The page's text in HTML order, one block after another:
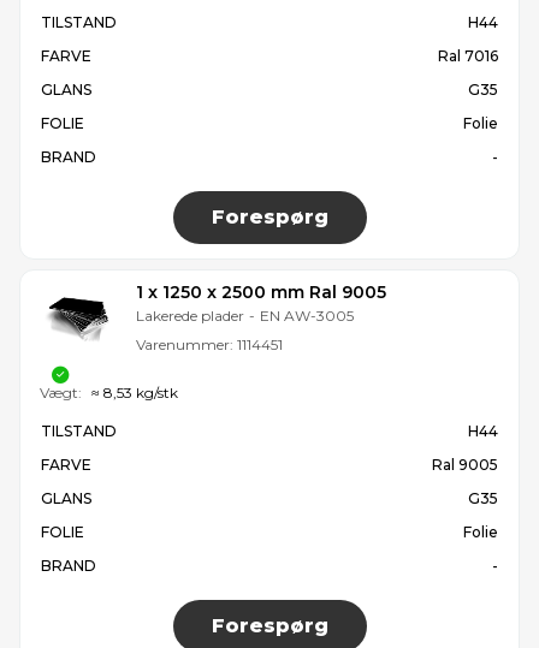
TILSTAND
H44
FARVE
Ral 7016
GLANS
G35
FOLIE
Folie
BRAND
-
Forespørg
1 x 1250 x 2500 mm Ral 9005
Lakerede plader - EN AW-3005
Varenummer: 1114451
TILSTAND
H44
FARVE
Ral 9005
GLANS
G35
FOLIE
Folie
BRAND
-
Forespørg
Vægt: ≈ 8,53 kg/stk